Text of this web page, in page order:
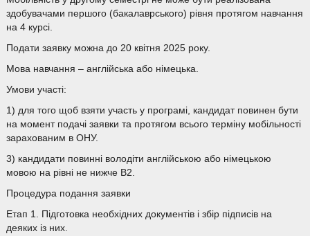
здобувачами першого (бакалаврського) рівня протягом навчання
на 4 курсі.
Подати заявку можна до 20 квітня 2025 року.
Мова навчання – англійська або німецька.
Умови участі:
1) для того щоб взяти участь у програмі, кандидат повинен бути
на момент подачі заявки та протягом всього терміну мобільності
зарахованим в ОНУ.
3) кандидати повинні володіти англійською або німецькою
мовою на рівні не нижче B2.
Процедура подання заявки
Етап 1. Підготовка необхідних документів і збір підписів на
деяких із них.